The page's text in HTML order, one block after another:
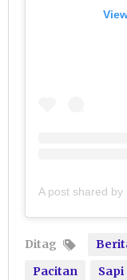
Ditag
Pacitan
Sapi